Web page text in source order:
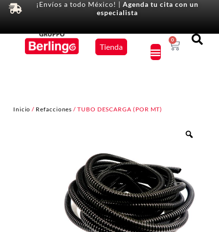
¡Envíos a todo México! | Agenda tu cita con un
especialista
Tienda
0
Inicio / Refacciones / TUBO DESCARGA (POR MT)